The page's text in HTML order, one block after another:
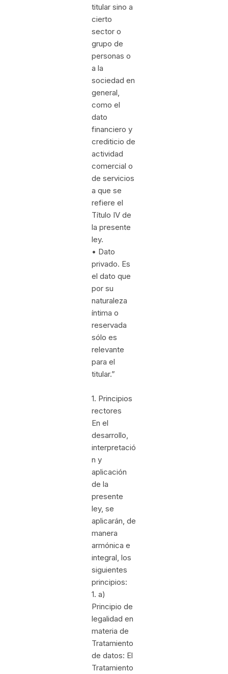
titular sino a
cierto
sector o
grupo de
personas o
a la
sociedad en
general,
como el
dato
financiero y
crediticio de
actividad
comercial o
de servicios
a que se
refiere el
Título IV de
la presente
ley.
• Dato
privado. Es
el dato que
por su
naturaleza
íntima o
reservada
sólo es
relevante
para el
titular.”
1. Principios
rectores
En el
desarrollo,
interpretació
n y
aplicación
de la
presente
ley, se
aplicarán, de
manera
armónica e
integral, los
siguientes
principios:
1. a)
Principio de
legalidad en
materia de
Tratamiento
de datos: El
Tratamiento